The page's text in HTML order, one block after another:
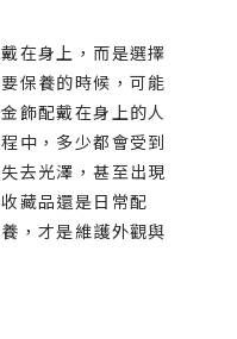
在身上，而是選擇
保養的時候，可能
飾配戴在身上的人
中，多少都會受到
去光澤，甚至出現
藏品還是日常配
，才是維護外觀與